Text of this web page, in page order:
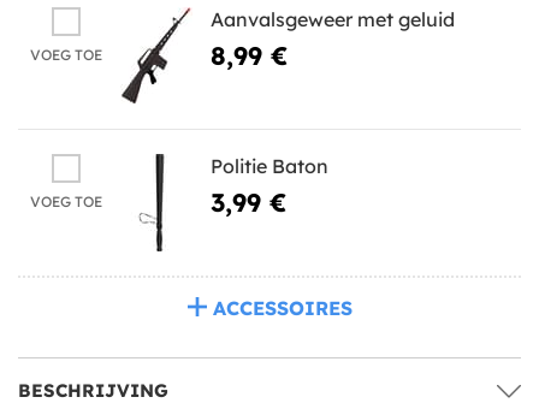
VOEG TOE
Aanvalsgeweer met geluid
8,99 €
VOEG TOE
Politie Baton
3,99 €
ACCESSOIRES
BESCHRIJVING